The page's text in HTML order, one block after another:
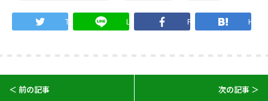
Twitter LINE Facebook
＜ 前の記事
次の記事 ＞